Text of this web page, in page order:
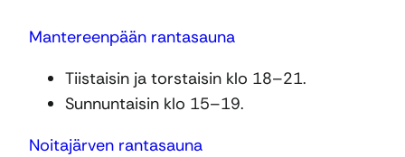
Mantereenpään rantasauna
Tiistaisin ja torstaisin klo 18–21.
Sunnuntaisin klo 15–19.
Noitajärven rantasauna